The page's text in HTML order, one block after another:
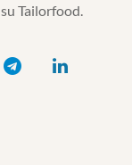
su Tailorfood.